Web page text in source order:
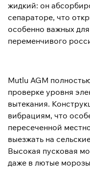
жидкий: он
сепараторе, что
особенно важных
переменчивого
Mutlu AGM
проверке уровня
вытекания.
вибрациям, что
пересеченной
выезжать на
Высокая пусковая
даже в лютые